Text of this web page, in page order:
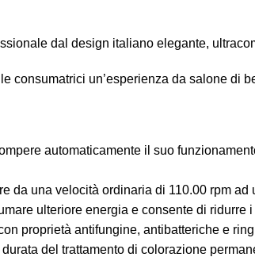
dal design italiano elegante,
consumatrici un’esperienza da salone di
automaticamente il suo
da una velocità ordinaria di 110.00 rpm
ulteriore energia e consente di ridurre
proprietà antifungine, antibatteriche e
del trattamento di colorazione